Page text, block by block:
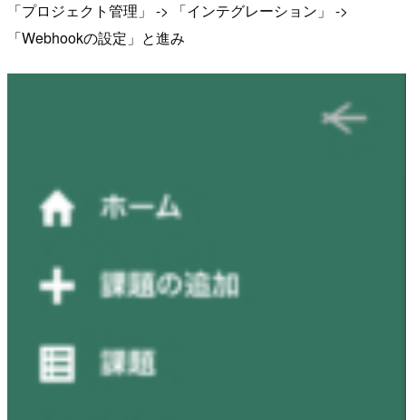
「プロジェクト管理」 -> 「インテグレーション」 ->
「Webhookの設定」と進み